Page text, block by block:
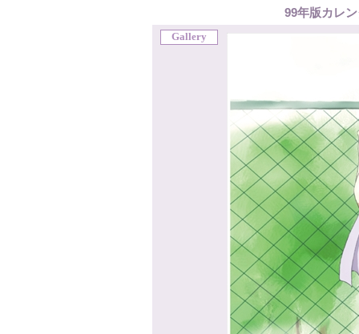
99年版カレ
Gallery